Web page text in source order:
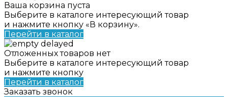
Ваша корзина пуста
Выберите в каталоге интересующий товар
и нажмите кнопку «В корзину».
Перейти в каталог
Отложенных товаров нет
Выберите в каталоге интересующий товар
и нажмите кнопку
Перейти в каталог
Заказать звонок